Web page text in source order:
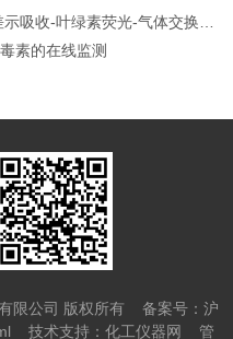
荧光-气体交换测量技术深入研究光合生理
素的在线监测
限公司 版权所有 备案号：沪
技术支持： 化工仪器网 管